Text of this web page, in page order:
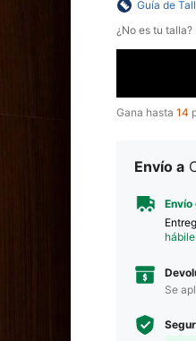
Guía de
¿No es tu
Gana hasta 14
Envío a
Se